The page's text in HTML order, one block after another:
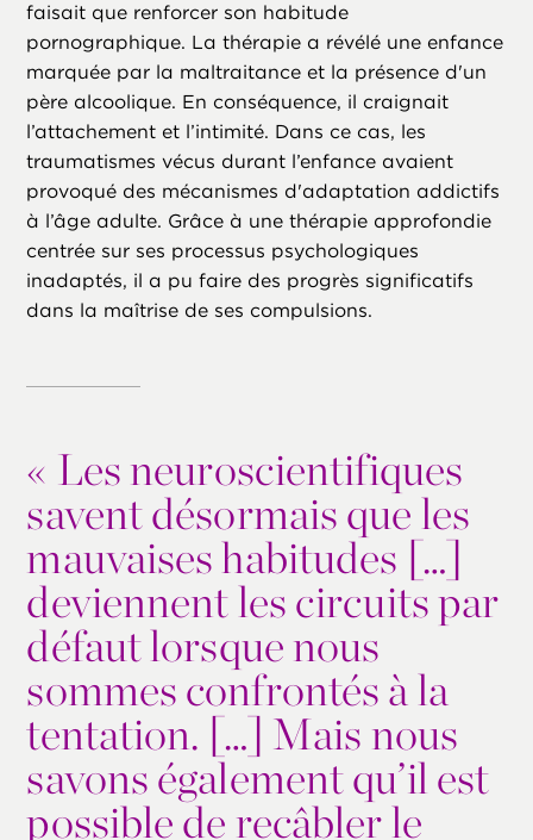
faisait que renforcer son habitude
pornographique. La thérapie a révélé une enfance
marquée par la maltraitance et la présence d'un
père alcoolique. En conséquence, il craignait
l’attachement et l’intimité. Dans ce cas, les
traumatismes vécus durant l’enfance avaient
provoqué des mécanismes d'adaptation addictifs
à l’âge adulte. Grâce à une thérapie approfondie
centrée sur ses processus psychologiques
inadaptés, il a pu faire des progrès significatifs
dans la maîtrise de ses compulsions.
« Les neuroscientifiques
savent désormais que les
mauvaises habitudes […]
deviennent les circuits par
défaut lorsque nous
sommes confrontés à la
tentation. […] Mais nous
savons également qu’il est
possible de recâbler le